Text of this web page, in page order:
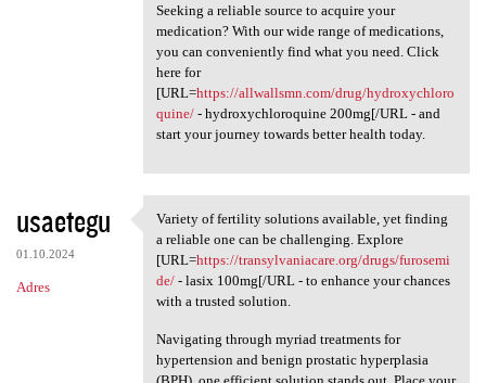
Seeking a reliable source to acquire your
medication? With our wide range of medications,
you can conveniently find what you need. Click
here for
[URL=https://allwallsmn.com/drug/hydroxychloro
quine/- hydroxychloroquine 200mg[/URL - and
start your journey towards better health today.
usaetegu
01.10.2024
Adres
Variety of fertility
Variety of fertility solutions available, yet finding
a reliable one can be challenging. Explore
[URL=https://transylvaniacare.org/drugs/furosemi
de/- lasix 100mg[/URL - to enhance your chances
with a trusted solution.
Navigating through myriad treatments for
hypertension and benign prostatic hyperplasia